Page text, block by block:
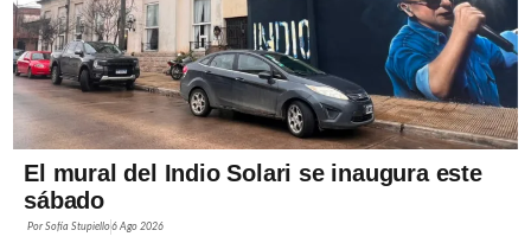
El mural del Indio Solari se inaugura este
sábado
PorSofía Stupiello6 Ago 2026